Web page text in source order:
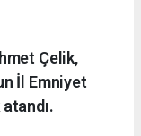
Çelik,
İl Emniyet